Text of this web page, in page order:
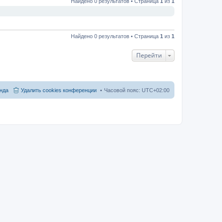
Найдено 0 результатов • Страница 1 из 1
Перейти
Часовой пояс: UTC+02:00
Удалить cookies конференции